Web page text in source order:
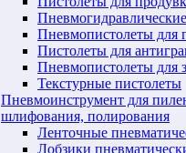
Пневмопистолеты для
Пистолеты для
Пневмопистолеты для
Текстурные пистолеты
Пневмоинструмент для
шлифования, полирования
Ленточные
Лобзики